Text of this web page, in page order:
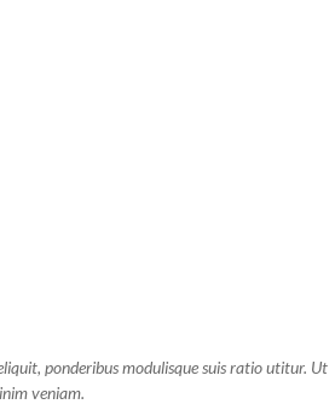
ponderibus modulisque suis ratio utitur. Ut
veniam.